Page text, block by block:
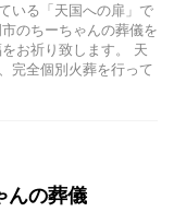
いる「天国への扉」で
のちーちゃんの葬儀を
お祈り致します。 天
完全個別火葬を行って
んの葬儀